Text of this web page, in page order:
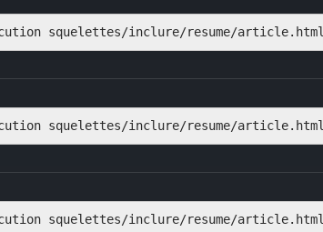
squelettes/inclure/resume/article.html
squelettes/inclure/resume/article.html
squelettes/inclure/resume/article.html